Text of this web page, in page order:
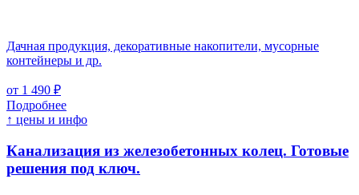
Дачная продукция, декоративные накопители, мусорные
контейнеры и др.
от 1 490 ₽
Подробнее
↑ цены и инфо
Канализация из железобетонных колец. Готовые
решения под ключ.